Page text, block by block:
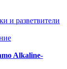
и разветвители
Alkaline-